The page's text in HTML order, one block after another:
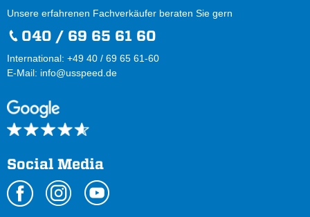
Unsere erfahrenen Fachverkäufer beraten Sie gern
040 / 69 65 61 60
International: +49 40 / 69 65 61-60
E-Mail: info@usspeed.de
Social Media